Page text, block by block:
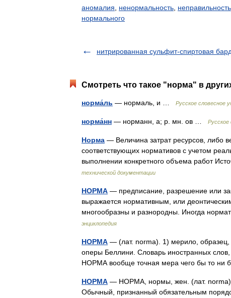
аномалия
ненормальность неправильность
нормального
нитрированная сульфит-спиртовая
Смотреть что такое "норма" в
норма́ль — нормаль, и … Русское словесное
норма́нн — норманн, а; р. мн. ов … Русское
Норма — Величина затрат ресурсов, либо
соответствующих нормативов с учетом
выполнении конкретного объема работ
технической документации
НОРМА — предписание, разрешение или
выражается нормативным, или
многообразны и разнородны. Иногда
энциклопедия
НОРМА — (лат. norma). 1) мерило, образец,
оперы Беллини. Словарь иностранных
НОРМА вообще точная мера чего бы то ни
НОРМА — НОРМА, нормы, жен. (лат. norma).
Обычный, признанный обязательным